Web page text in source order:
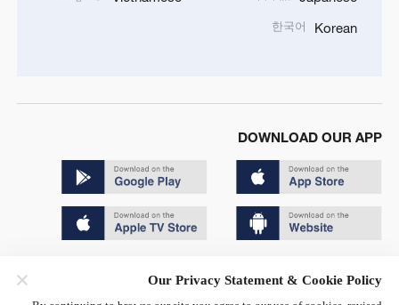
Korean
한국어
DOWNLOAD OUR APP
Our Privacy Statement & Cookie Policy